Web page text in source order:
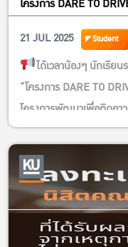
โครงการ DARE TO
21 JUL 2025
Student
ได้เวลาน้องๆ นักเรีย
”โครงการ DARE TO
โครงการพัฒนาเพื่อติดอา
เกษตร แก่เยาวชนให้มีค
ยั่งยืน”ปีที่ 4
สมัครเข้าร่วมโครงกา
ความรู้ ความสนุกสนาน ไ
เงินรางวัลเป็นทุนการศึกษ
เราอีกด้วยกับสิทธิการยื่